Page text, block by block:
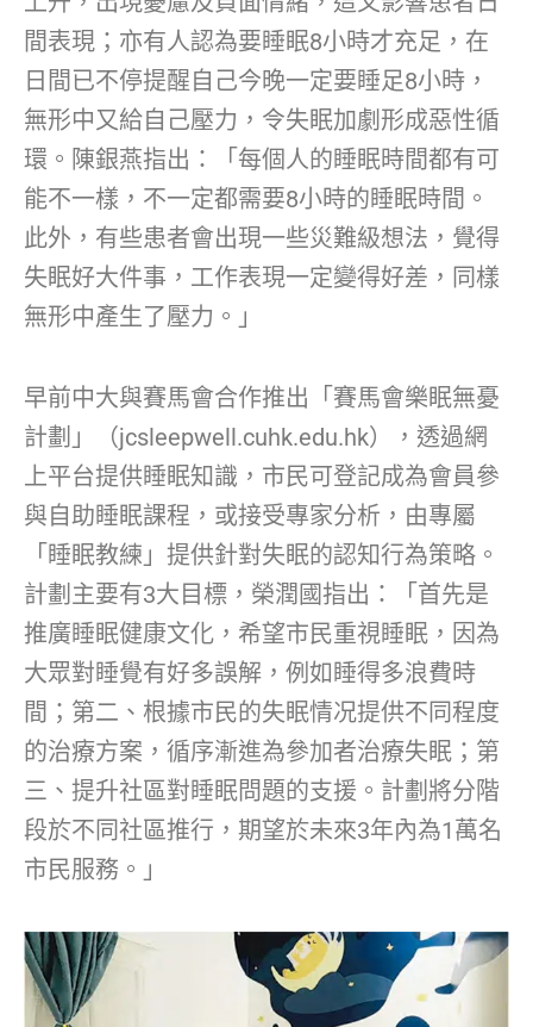
間表現；亦有人認為要睡眠8小時才充足，在
日間已不停提醒自己今晚一定要睡足8小時，
無形中又給自己壓力，令失眠加劇形成惡性循
環。陳銀燕指出：「每個人的睡眠時間都有可
能不一樣，不一定都需要8小時的睡眠時間。
此外，有些患者會出現一些災難級想法，覺得
失眠好大件事，工作表現一定變得好差，同樣
無形中產生了壓力。」
早前中大與賽馬會合作推出「賽馬會樂眠無憂
計劃」（jcsleepwell.cuhk.edu.hk），透過網
上平台提供睡眠知識，市民可登記成為會員參
與自助睡眠課程，或接受專家分析，由專屬
「睡眠教練」提供針對失眠的認知行為策略。
計劃主要有3大目標，榮潤國指出：「首先是
推廣睡眠健康文化，希望市民重視睡眠，因為
大眾對睡覺有好多誤解，例如睡得多浪費時
間；第二、根據市民的失眠情况提供不同程度
的治療方案，循序漸進為參加者治療失眠；第
三、提升社區對睡眠問題的支援。計劃將分階
段於不同社區推行，期望於未來3年內為1萬名
市民服務。」